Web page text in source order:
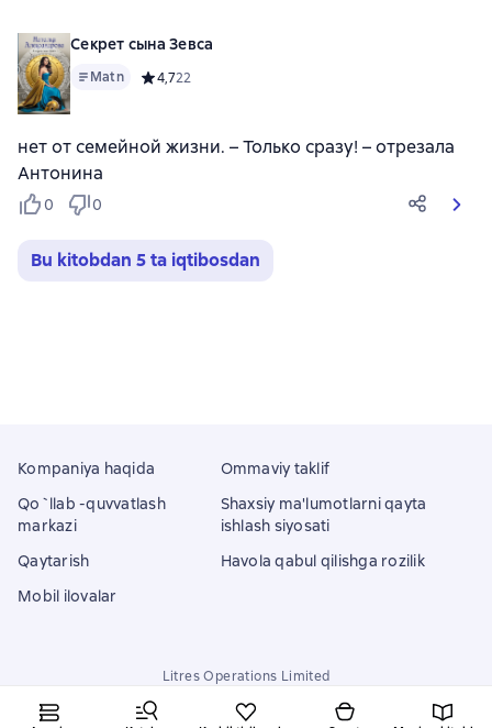
Секрет сына Зевса
Matn Средний рейтинг 4,7 на основе 22 оценок
4,722
нет от семейной жизни. – Только сразу! – отрезала
Антонина
0 0
Bu kitobdan 5 ta iqtibosdan
Kompaniya haqida
Qo`llab -quvvatlash
markazi
Qaytarish
Mobil ilovalar
Ommaviy taklif
Shaxsiy ma'lumotlarni qayta
ishlash siyosati
Havola qabul qilishga rozilik
Litres Operations Limited